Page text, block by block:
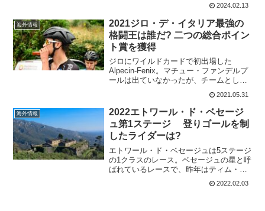
回大会では、タデイ・ポガチャルが独走
勝利しており、第3回大会では、元世...
2024.02.13
海外情報
2021ジロ・デ・イタリア最強の
格闘王は誰だ? 二つの総合ポイン
ト賞を獲得
ジロにワイルドカードで初出場した
Alpecin-Fenix。マチュー・ファンデルプ
ールは出ていなかったが、チームとして
十分に足跡を残した。ティム・メルリエ
が第2ステージでスプリント勝利。ルイ
ス・フェルファークは第4ステージで4位
となり、総合...
2021.05.31
海外情報
2022エトワール・ド・ベセージ
ュ第1ステージ 登りゴールを制
したライダーは?
エトワール・ド・ベセージュは5ステージ
の1クラスのレース。ベセージュの星と呼
ばれているレースで、昨年はティム・ウ
ェレンスが総合優勝した。平坦、丘陵、
山頂フニッシュ、個人TTと、これからの
2022.02.03